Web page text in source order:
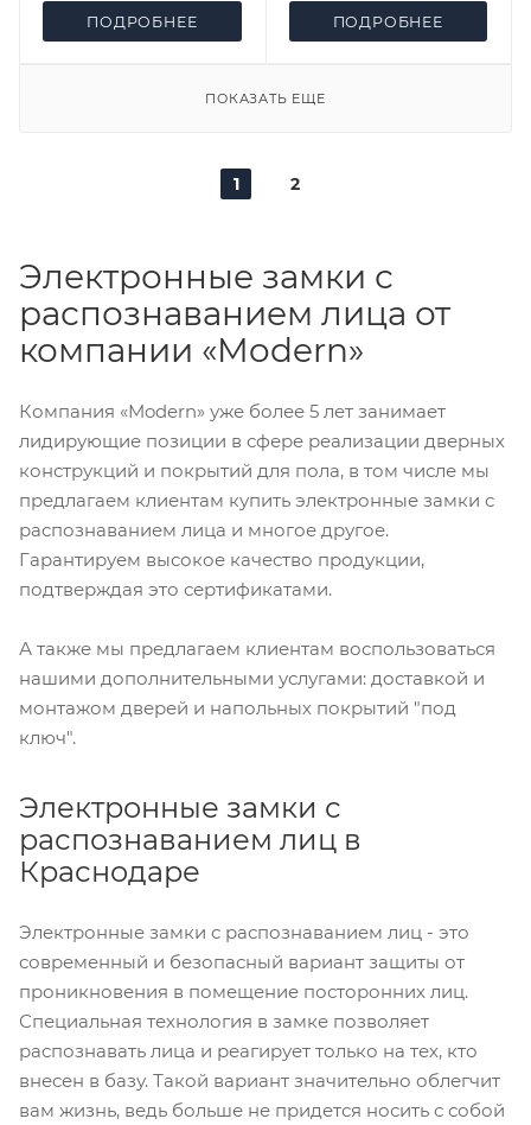
ПОДРОБНЕЕ ПОДРОБНЕЕ
ПОКАЗАТЬ ЕЩЕ
1 2
Электронные замки с
распознаванием лица от
компании «Modern»
Компания «Modern» уже более 5 лет занимает
лидирующие позиции в сфере реализации дверных
конструкций и покрытий для пола, в том числе мы
предлагаем клиентам купить электронные замки с
распознаванием лица и многое другое.
Гарантируем высокое качество продукции,
подтверждая это сертификатами.
А также мы предлагаем клиентам воспользоваться
нашими дополнительными услугами: доставкой и
монтажом дверей и напольных покрытий "под
ключ".
Электронные замки с
распознаванием лиц в
Краснодаре
Электронные замки с распознаванием лиц - это
современный и безопасный вариант защиты от
проникновения в помещение посторонних лиц.
Специальная технология в замке позволяет
распознавать лица и реагирует только на тех, кто
внесен в базу. Такой вариант значительно облегчит
вам жизнь, ведь больше не придется носить с собой